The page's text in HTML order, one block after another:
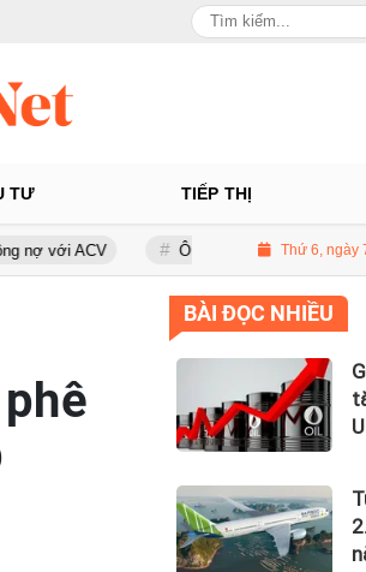
TƯ TIẾP THỊ
Ô tô Á Châu: Nhà phân phối Audi tại
Thứ 6, ngày
BÀI ĐỌC NHIỀU